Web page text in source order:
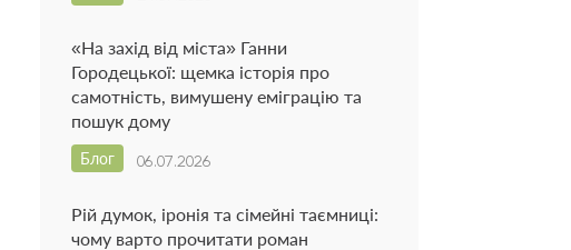
«На захід від міста» Ганни
Городецької: щемка історія про
самотність, вимушену еміграцію та
пошук дому
06.07.2026
Блог
Рій думок, іронія та сімейні таємниці:
чому варто прочитати роман